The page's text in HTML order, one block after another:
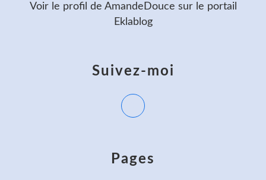
Pages
Suivez-moi
Voir le profil de AmandeDouce sur le portail
Eklablog